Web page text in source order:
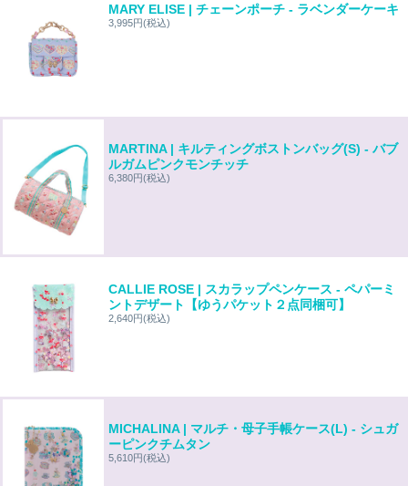
MARY ELISE | チェーンポーチ - ラベンダーケーキ
3,995円(税込)
MARTINA | キルティングボストンバッグ(S) - バブ
ルガムピンクモンチッチ
6,380円(税込)
CALLIE ROSE | スカラップペンケース - ペパーミ
ントデザート【ゆうパケット２点同梱可】
2,640円(税込)
MICHALINA | マルチ・母子手帳ケース(L) - シュガ
ーピンクチムタン
5,610円(税込)